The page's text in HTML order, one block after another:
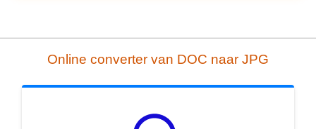
Online converter van DOC naar JPG